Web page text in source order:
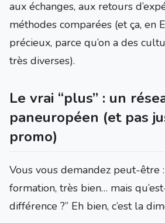
aux échanges, aux retours
méthodes comparées (et ça, en
précieux, parce qu’on a des
très diverses).
Le vrai “plus” : un
paneuropéen (et pas
promo)
Vous vous demandez peut-être :
formation, très bien… mais
différence ?” Eh bien, c’est la